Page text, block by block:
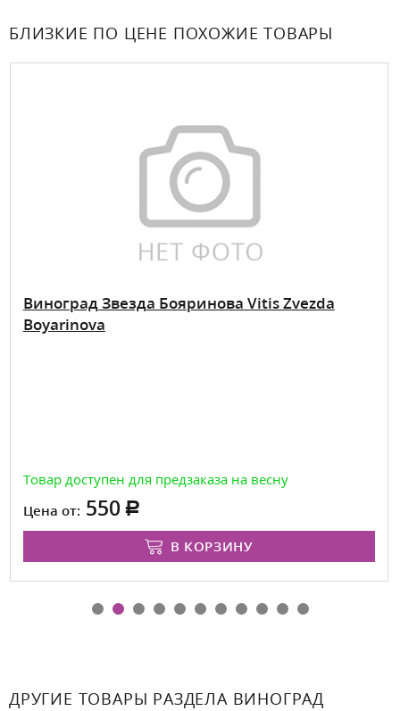
БЛИЗКИЕ ПО ЦЕНЕ ПОХОЖИЕ ТОВАРЫ
Виноград Звезда Бояринова Vitis Zvezda
Boyarinova
Товар доступен для предзаказа на весну
Цена от: 550
В КОРЗИНУ
ДРУГИЕ ТОВАРЫ РАЗДЕЛА ВИНОГРАД